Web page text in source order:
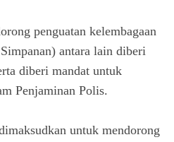
penguatan kelembagaan
antara lain diberi
diberi mandat untuk
Penjaminan Polis.
untuk mendorong